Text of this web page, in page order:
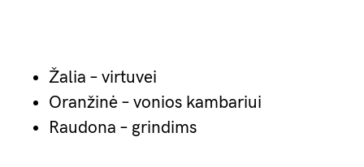
Žalia – virtuvei
Oranžinė – vonios kambariui
Raudona – grindims